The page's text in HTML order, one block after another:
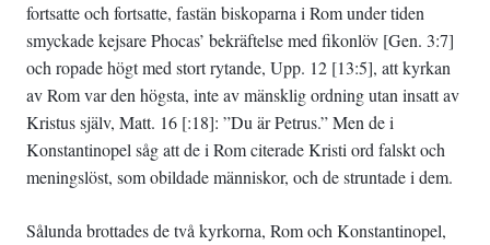
fortsatte och fortsatte, fastän biskoparna i Rom under tiden
smyckade kejsare Phocas’ bekräftelse med fikonlöv [Gen. 3:7]
och ropade högt med stort rytande, Upp. 12 [13:5], att kyrkan
av Rom var den högsta, inte av mänsklig ordning utan insatt av
Kristus själv, Matt. 16 [:18]: ”Du är Petrus.” Men de i
Konstantinopel såg att de i Rom citerade Kristi ord falskt och
meningslöst, som obildade människor, och de struntade i dem.
Sålunda brottades de två kyrkorna, Rom och Konstantinopel,